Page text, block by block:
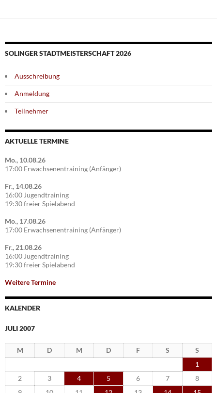
SOLINGER STADTMEISTERSCHAFT 2026
Ausschreibung
Anmeldung
Teilnehmer
AKTUELLE TERMINE
Mo., 10.08.26
17:00 Erwachsenentraining (Anfänger)
Fr., 14.08.26
16:00 Jugendtraining
19:30 freier Spielabend
Mo., 17.08.26
17:00 Erwachsenentraining (Anfänger)
Fr., 21.08.26
16:00 Jugendtraining
19:30 freier Spielabend
Weitere Termine
KALENDER
JULI 2007
M D M D F S
S
1
2
3 4 5 6 7
8